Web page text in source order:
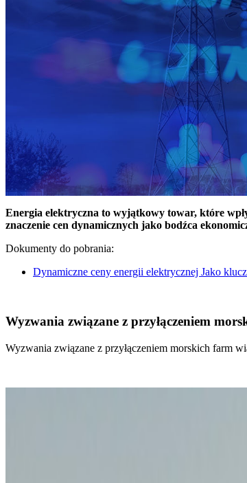
Energia elektryczna to wyjątkowy towar, które
znaczenie cen dynamicznych jako bodźca
Dokumenty do pobrania:
Dynamiczne ceny energii elektrycznej Jako
Wyzwania związane z przyłączeniem
Wyzwania związane z przyłączeniem morskich farm